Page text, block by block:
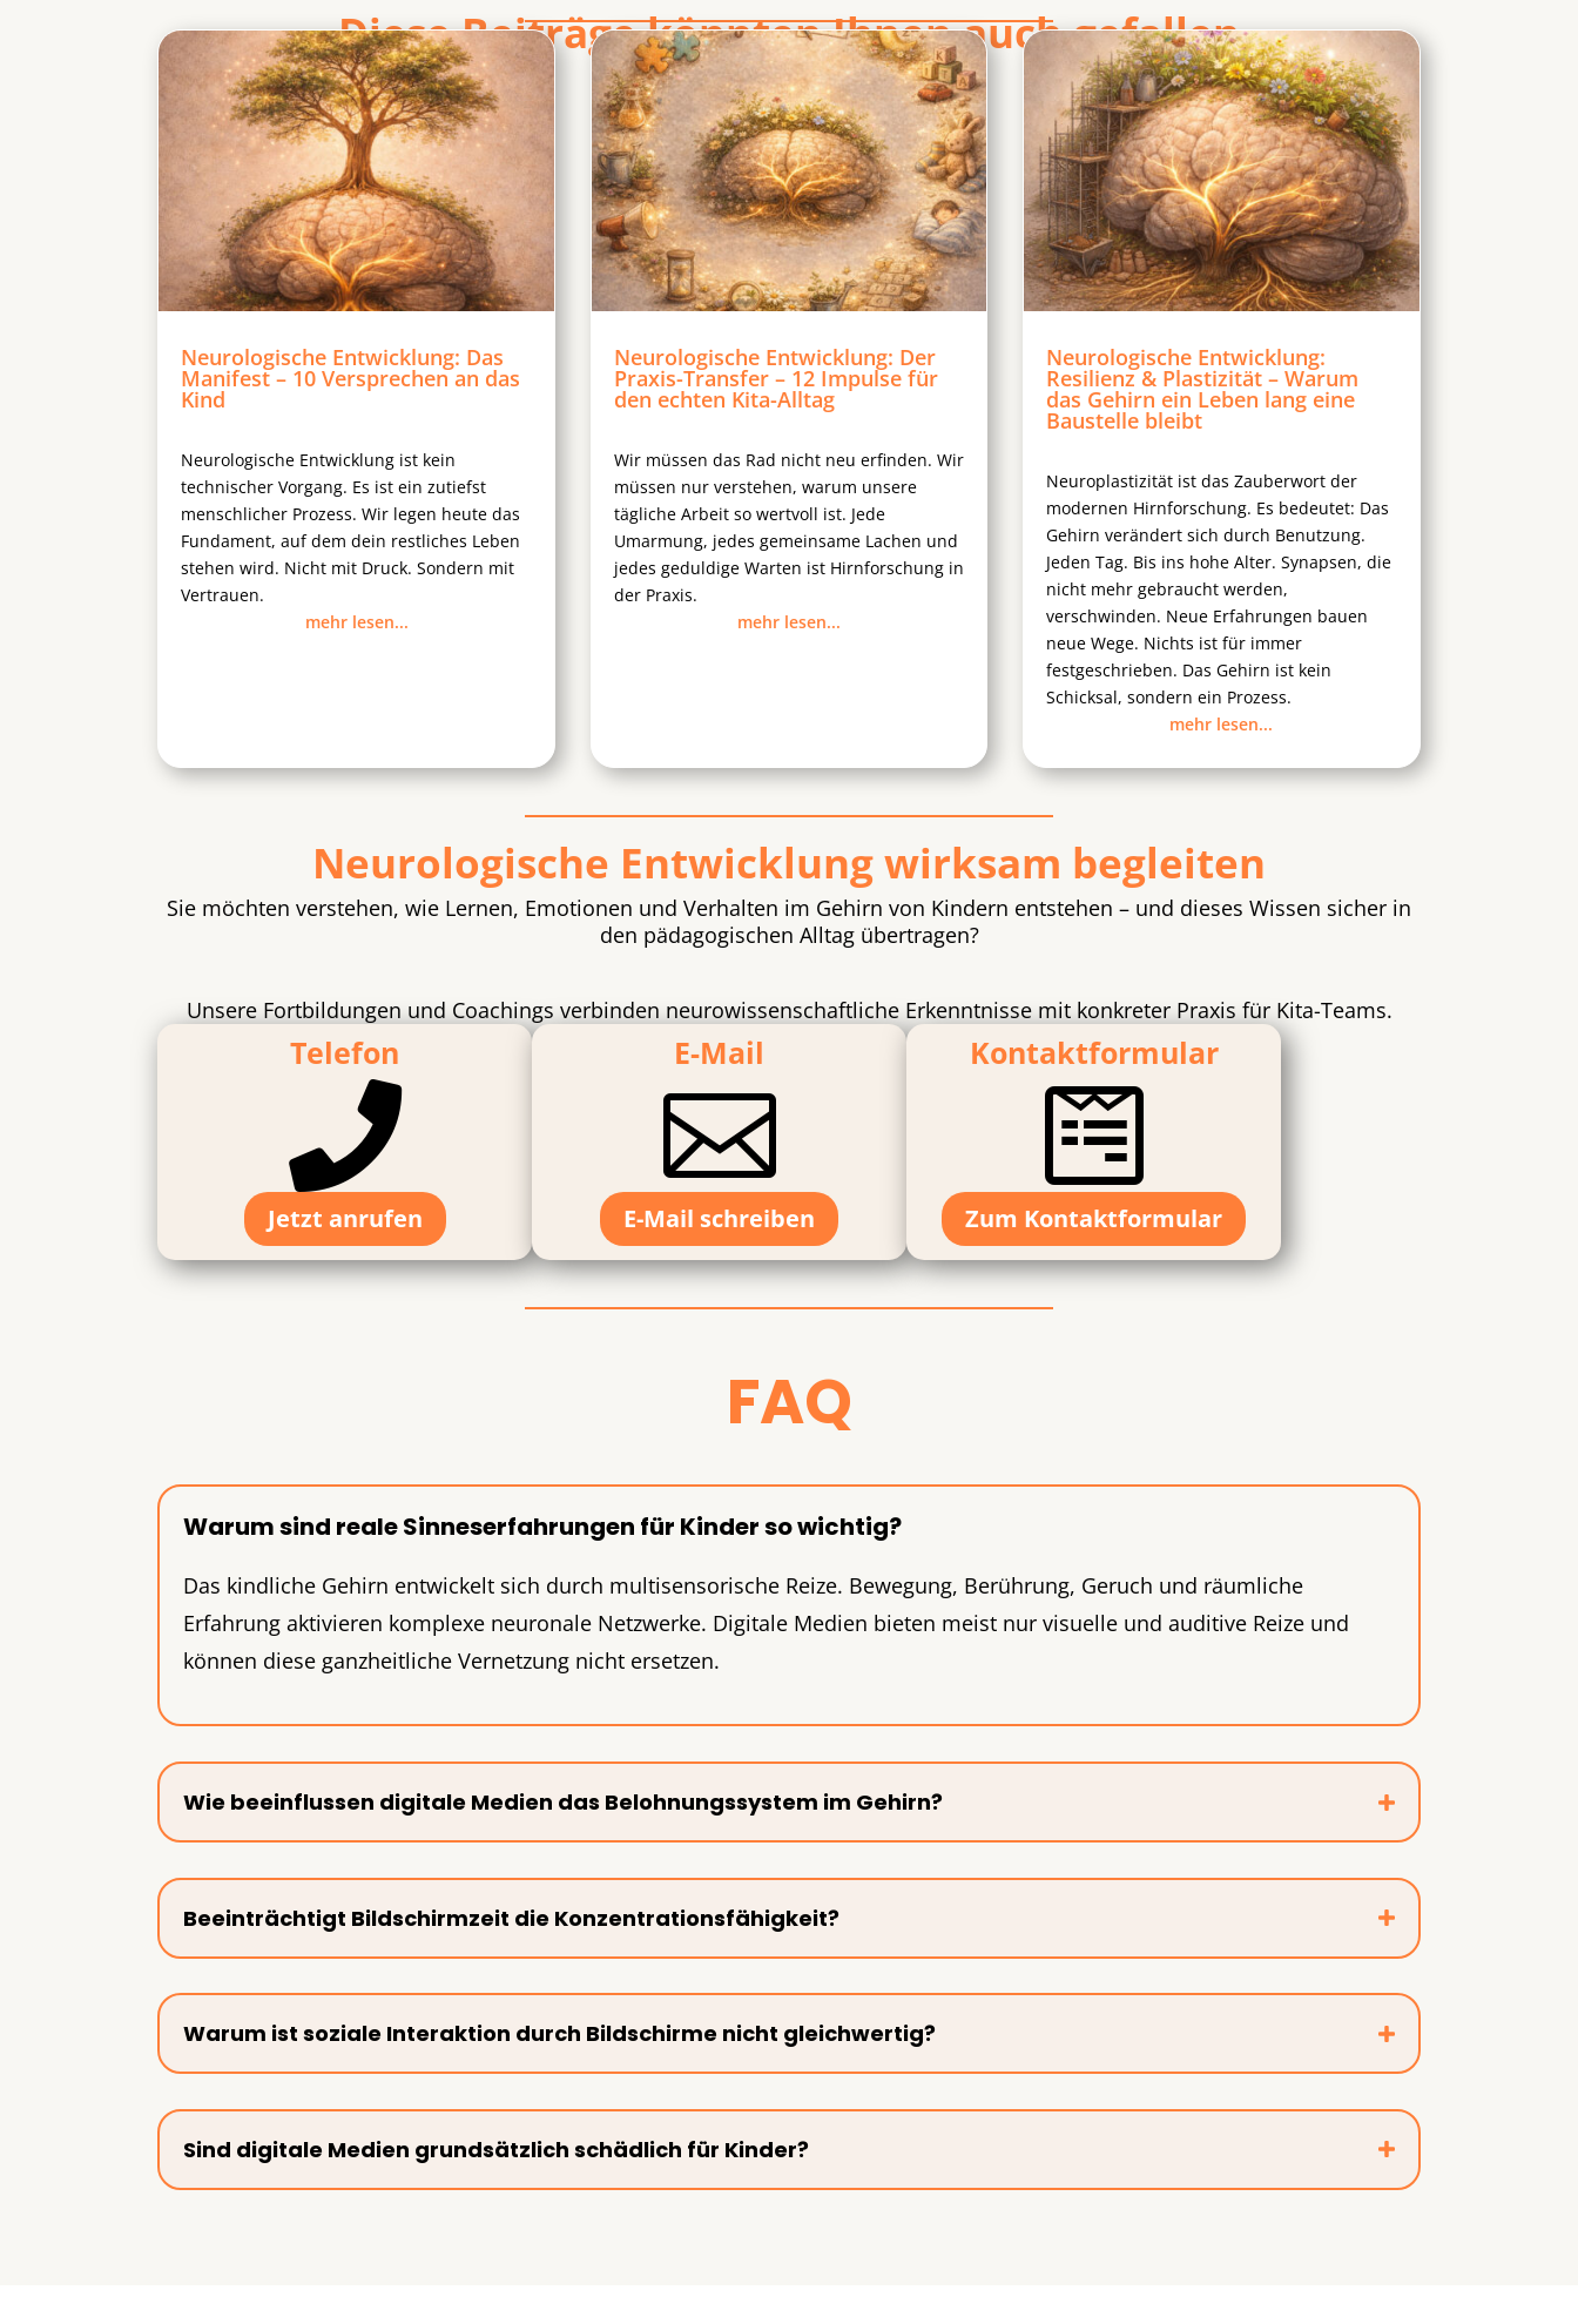
Diese Beiträge könnten Ihnen auch gefallen
Neurologische Entwicklung: Das
Manifest – 10 Versprechen an das
Kind
Neurologische Entwicklung ist kein
technischer Vorgang. Es ist ein zutiefst
menschlicher Prozess. Wir legen heute das
Fundament, auf dem dein restliches Leben
stehen wird. Nicht mit Druck. Sondern mit
Vertrauen.
mehr lesen...
Neurologische Entwicklung: Der
Praxis-Transfer – 12 Impulse für
den echten Kita-Alltag
Wir müssen das Rad nicht neu erfinden. Wir
müssen nur verstehen, warum unsere
tägliche Arbeit so wertvoll ist. Jede
Umarmung, jedes gemeinsame Lachen und
jedes geduldige Warten ist Hirnforschung in
der Praxis.
mehr lesen...
Neurologische Entwicklung:
Resilienz & Plastizität – Warum
das Gehirn ein Leben lang eine
Baustelle bleibt
Neuroplastizität ist das Zauberwort der
modernen Hirnforschung. Es bedeutet: Das
Gehirn verändert sich durch Benutzung.
Jeden Tag. Bis ins hohe Alter. Synapsen, die
nicht mehr gebraucht werden,
verschwinden. Neue Erfahrungen bauen
neue Wege. Nichts ist für immer
festgeschrieben. Das Gehirn ist kein
Schicksal, sondern ein Prozess.
mehr lesen...
Neurologische Entwicklung wirksam begleiten
Sie möchten verstehen, wie Lernen, Emotionen und Verhalten im Gehirn von Kindern entstehen – und dieses Wissen sicher in
den pädagogischen Alltag übertragen?
Unsere Fortbildungen und Coachings verbinden neurowissenschaftliche Erkenntnisse mit konkreter Praxis für Kita-Teams.
Telefon

Jetzt anrufen
E-Mail

E-Mail schreiben
Kontaktformular

Zum Kontaktformular
FAQ
Warum sind reale Sinneserfahrungen für Kinder so wichtig?
Das kindliche Gehirn entwickelt sich durch multisensorische Reize. Bewegung, Berührung, Geruch und räumliche
Erfahrung aktivieren komplexe neuronale Netzwerke. Digitale Medien bieten meist nur visuelle und auditive Reize und
können diese ganzheitliche Vernetzung nicht ersetzen.
Wie beeinflussen digitale Medien das Belohnungssystem im Gehirn?
Beeinträchtigt Bildschirmzeit die Konzentrationsfähigkeit?
Warum ist soziale Interaktion durch Bildschirme nicht gleichwertig?
Sind digitale Medien grundsätzlich schädlich für Kinder?